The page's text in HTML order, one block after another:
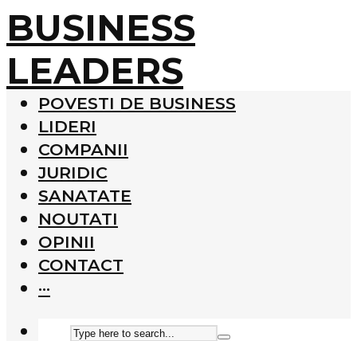
BUSINESS
LEADERS
POVESTI DE BUSINESS
LIDERI
COMPANII
JURIDIC
SANATATE
NOUTATI
OPINII
CONTACT
···